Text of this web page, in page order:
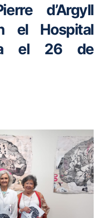
d’Argyll
el Hospital
el 26 de